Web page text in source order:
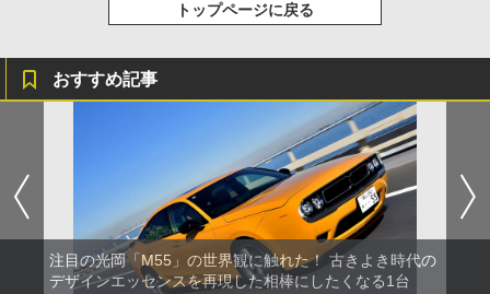
トップページに戻る
おすすめ記事
注目の光岡「M55」の世界観に触れた！ 古きよき時代の
デザインエッセンスを再現した相棒にしたくなる1台